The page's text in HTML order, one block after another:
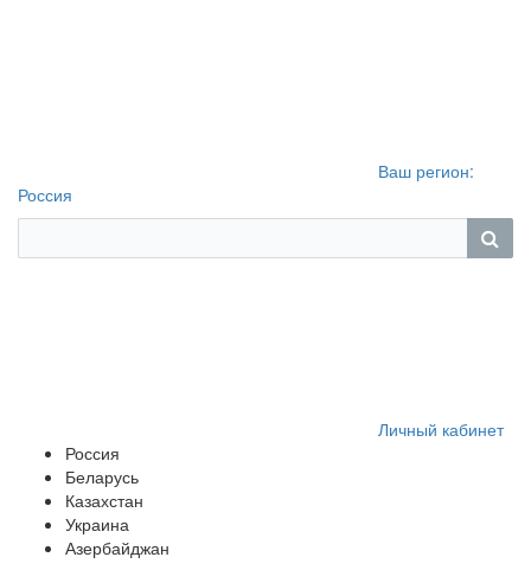
Ваш регион:
Россия
Личный кабинет
Россия
Беларусь
Казахстан
Украина
Азербайджан